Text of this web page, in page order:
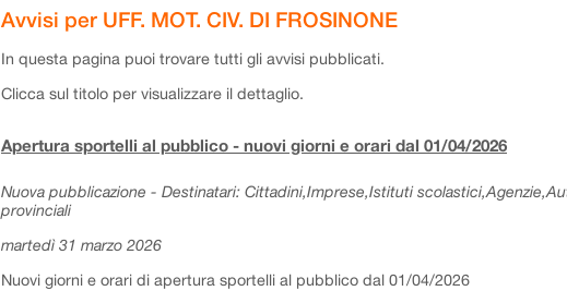
Avvisi per UFF. MOT. CIV. DI FROSINONE
In questa pagina puoi trovare tutti gli avvisi pubblicati.
Clicca sul titolo per visualizzare il dettaglio.
Apertura sportelli al pubblico - nuovi giorni e orari dal 01/04/2026
Nuova pubblicazione - Destinatari: Cittadini,Imprese,Istituti
provinciali
martedì 31 marzo 2026
Nuovi giorni e orari di apertura sportelli al pubblico dal 01/04/2026